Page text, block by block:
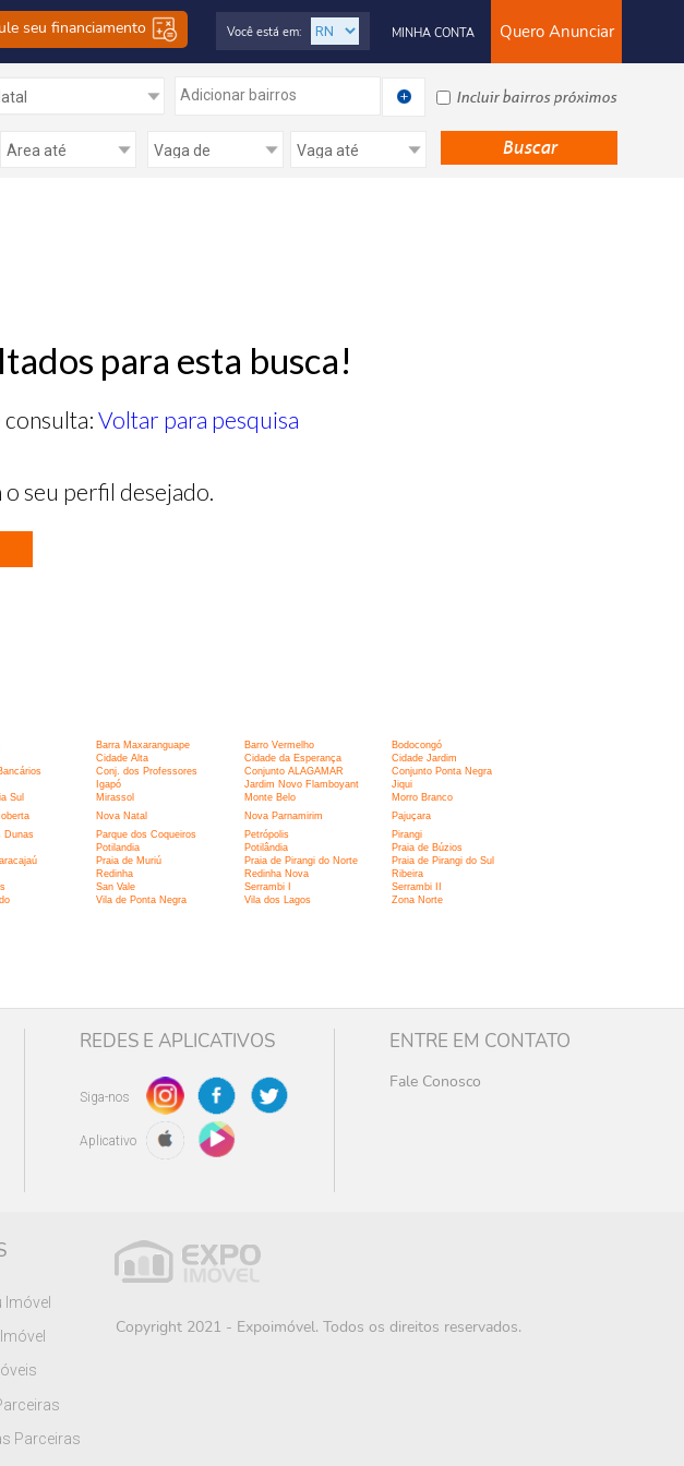
seu financiamento Quero Anunciar
MINHA CONTA
Você está em:
Adicionar bairros Incluir bairros próximos
para esta busca!
Voltar para pesquisa
seu perfil desejado.
Barra Maxaranguape Barro Vermelho
Bodocongó
Cidade Alta Cidade da Esperança
Cidade Jardim
Conj. dos Professores Conjunto ALAGAMAR
Conjunto Ponta Negra
Igapó Jardim Novo Flamboyant
Jiqui
Sul Mirassol Monte Belo
Morro Branco
Nova Natal Nova Parnamirim
Pajuçara
Dunas Parque dos Coqueiros Petrópolis
Pirangi
Potilandia Potilândia
Praia de Búzios
Praia de Muriú Praia de Pirangi do Norte
Praia de Pirangi do Sul
Redinha Redinha Nova
Ribeira
San Vale Serrambi I
Serrambi II
Vila de Ponta Negra Vila dos Lagos Zona Norte
REDES E APLICATIVOS
Siga-nos
Aplicativo
ENTRE EM CONTATO
Fale Conosco
Imóvel
Parceiras
Copyright 2021 - Expoimóvel. Todos os direitos reservados.